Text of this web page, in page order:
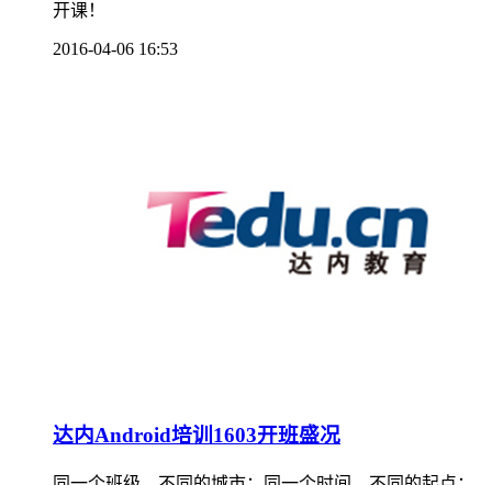
开课！
2016-04-06 16:53
达内Android培训1603开班盛况